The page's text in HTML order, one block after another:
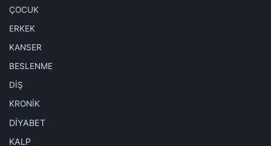
yöntem olmadığının altını çizdi.
sınırlandırıldığı bugünlerde arkadaşlarıyla çevrimiçi
ortamlarda bir araya gelerek sohbet etmelerinin de
gelişimleri üzerinde olumlu etkileri olacağına dikkat çekti.
ÇOCUK
ERKEK
KANSER
BESLENME
DİŞ
KRONİK
DİYABET
KALP